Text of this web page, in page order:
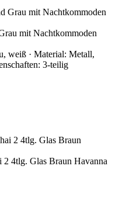
mit Nachtkommoden
weiß · Material: Metall,
3-teilig
2 4tlg. Glas Braun Havanna